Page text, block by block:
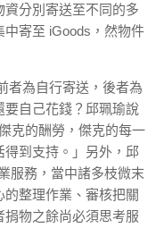
分別寄送至不同的多
寄至 iGoods，然物件
者為自行寄送，後者為
要自己花錢？邱珮瑜說
克的酬勞，傑克的每一
到支持。」另外，邱
服務，當中諸多枝微末
整理作業、審核把關
物之餘尚必須思考服